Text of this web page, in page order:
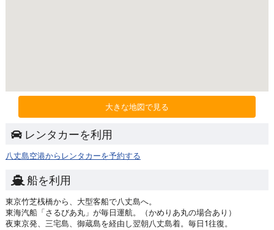
大きな地図で見る
レンタカーを利用
八丈島空港からレンタカーを予約する
船を利用
東京竹芝桟橋から、大型客船で八丈島へ。
東海汽船「さるびあ丸」が毎日運航。（かめりあ丸の場合あり）
夜東京発、三宅島、御蔵島を経由し翌朝八丈島着。毎日1往復。